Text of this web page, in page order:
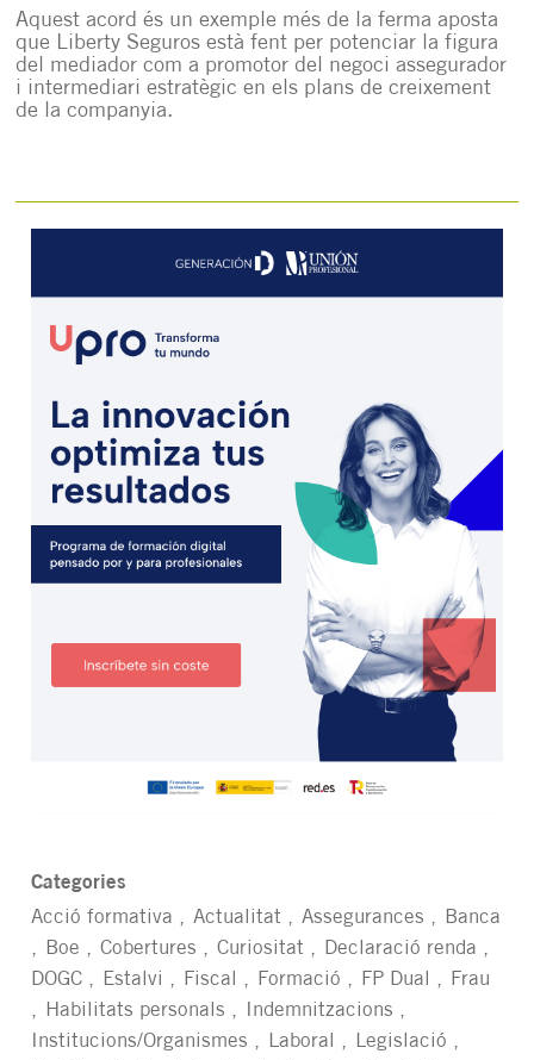
Aquest acord és un exemple més de la ferma aposta
que Liberty Seguros està fent per potenciar la figura
del mediador com a promotor del negoci assegurador
i intermediari estratègic en els plans de creixement
de la companyia.
Categories
Acció formativa
Actualitat Assegurances
Banca
Boe
Cobertures Curiositat
Declaració renda
DOGC
Estalvi Fiscal Formació FP Dual
Frau
Habilitats personals
Indemnitzacions
Institucions/Organismes
Laboral
Legislació